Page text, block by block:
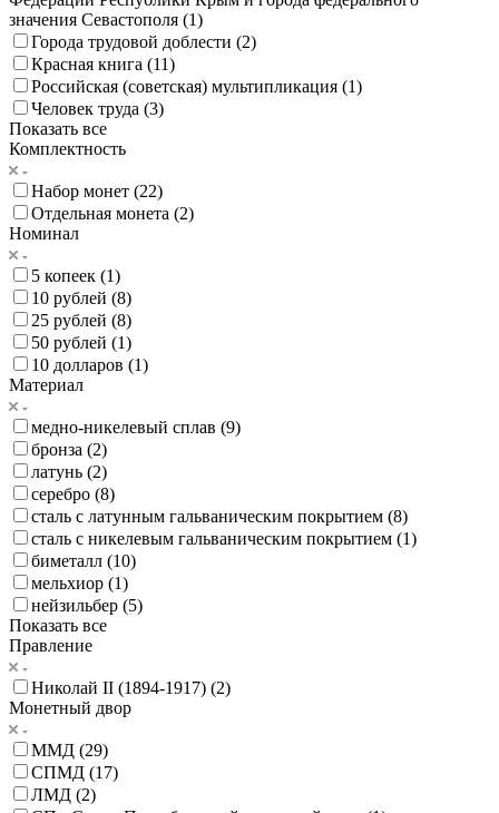
значения Севастополя (1)
Города трудовой доблести (2)
Красная книга (11)
Российская (советская) мультипликация (1)
Человек труда (3)
Показать все
Комплектность
Набор монет (22)
Отдельная монета (2)
Номинал
5 копеек (1)
10 рублей (8)
25 рублей (8)
50 рублей (1)
10 долларов (1)
Материал
медно-никелевый сплав (9)
бронза (2)
латунь (2)
серебро (8)
сталь с латунным гальваническим покрытием (8)
сталь с никелевым гальваническим покрытием (1)
биметалл (10)
мельхиор (1)
нейзильбер (5)
Показать все
Правление
Николай II (1894-1917) (2)
Монетный двор
ММД (29)
СПМД (17)
ЛМД (2)